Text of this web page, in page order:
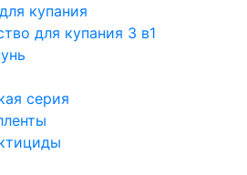
купания
для купания 3 в1
серия